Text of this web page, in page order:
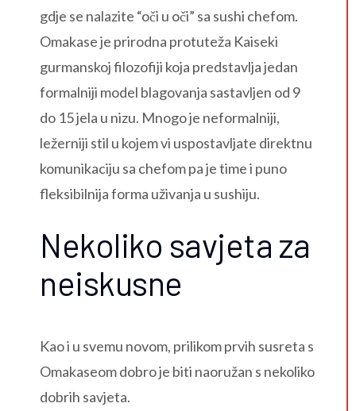
gdje se nalazite “oči u oči” sa sushi chefom.
Omakase je prirodna protuteža Kaiseki
gurmanskoj filozofiji koja predstavlja jedan
formalniji model blagovanja sastavljen od 9
do 15 jela u nizu. Mnogo je neformalniji,
ležerniji stil u kojem vi uspostavljate direktnu
komunikaciju sa chefom pa je time i puno
fleksibilnija forma uživanja u sushiju.
Nekoliko savjeta za
neiskusne
Kao i u svemu novom, prilikom prvih susreta s
Omakaseom dobro je biti naoružan s nekoliko
dobrih savjeta.